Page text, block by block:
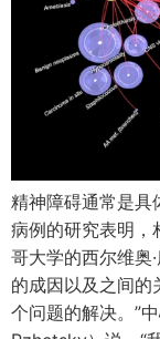
精神障碍通常是具
病例的研究表明，
哥大学的西尔维奥
的成因以及之间的
个问题的解决。”